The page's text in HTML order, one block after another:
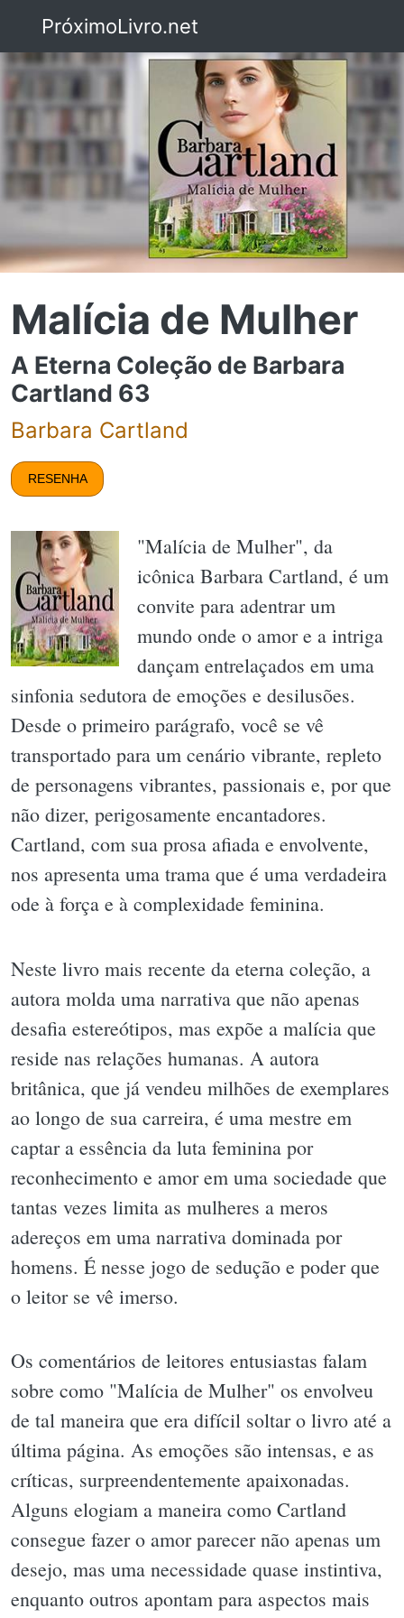
PróximoLivro.net
Malícia de Mulher
A Eterna Coleção de Barbara
Cartland 63
Barbara Cartland
RESENHA
"Malícia de Mulher", da
icônica Barbara Cartland, é um
convite para adentrar um
mundo onde o amor e a intriga
dançam entrelaçados em uma
sinfonia sedutora de emoções e desilusões.
Desde o primeiro parágrafo, você se vê
transportado para um cenário vibrante, repleto
de personagens vibrantes, passionais e, por que
não dizer, perigosamente encantadores.
Cartland, com sua prosa afiada e envolvente,
nos apresenta uma trama que é uma verdadeira
ode à força e à complexidade feminina.
Neste livro mais recente da eterna coleção, a
autora molda uma narrativa que não apenas
desafia estereótipos, mas expõe a malícia que
reside nas relações humanas. A autora
britânica, que já vendeu milhões de exemplares
ao longo de sua carreira, é uma mestre em
captar a essência da luta feminina por
reconhecimento e amor em uma sociedade que
tantas vezes limita as mulheres a meros
adereços em uma narrativa dominada por
homens. É nesse jogo de sedução e poder que
o leitor se vê imerso.
Os comentários de leitores entusiastas falam
sobre como "Malícia de Mulher" os envolveu
de tal maneira que era difícil soltar o livro até a
última página. As emoções são intensas, e as
críticas, surpreendentemente apaixonadas.
Alguns elogiam a maneira como Cartland
consegue fazer o amor parecer não apenas um
desejo, mas uma necessidade quase instintiva,
enquanto outros apontam para aspectos mais